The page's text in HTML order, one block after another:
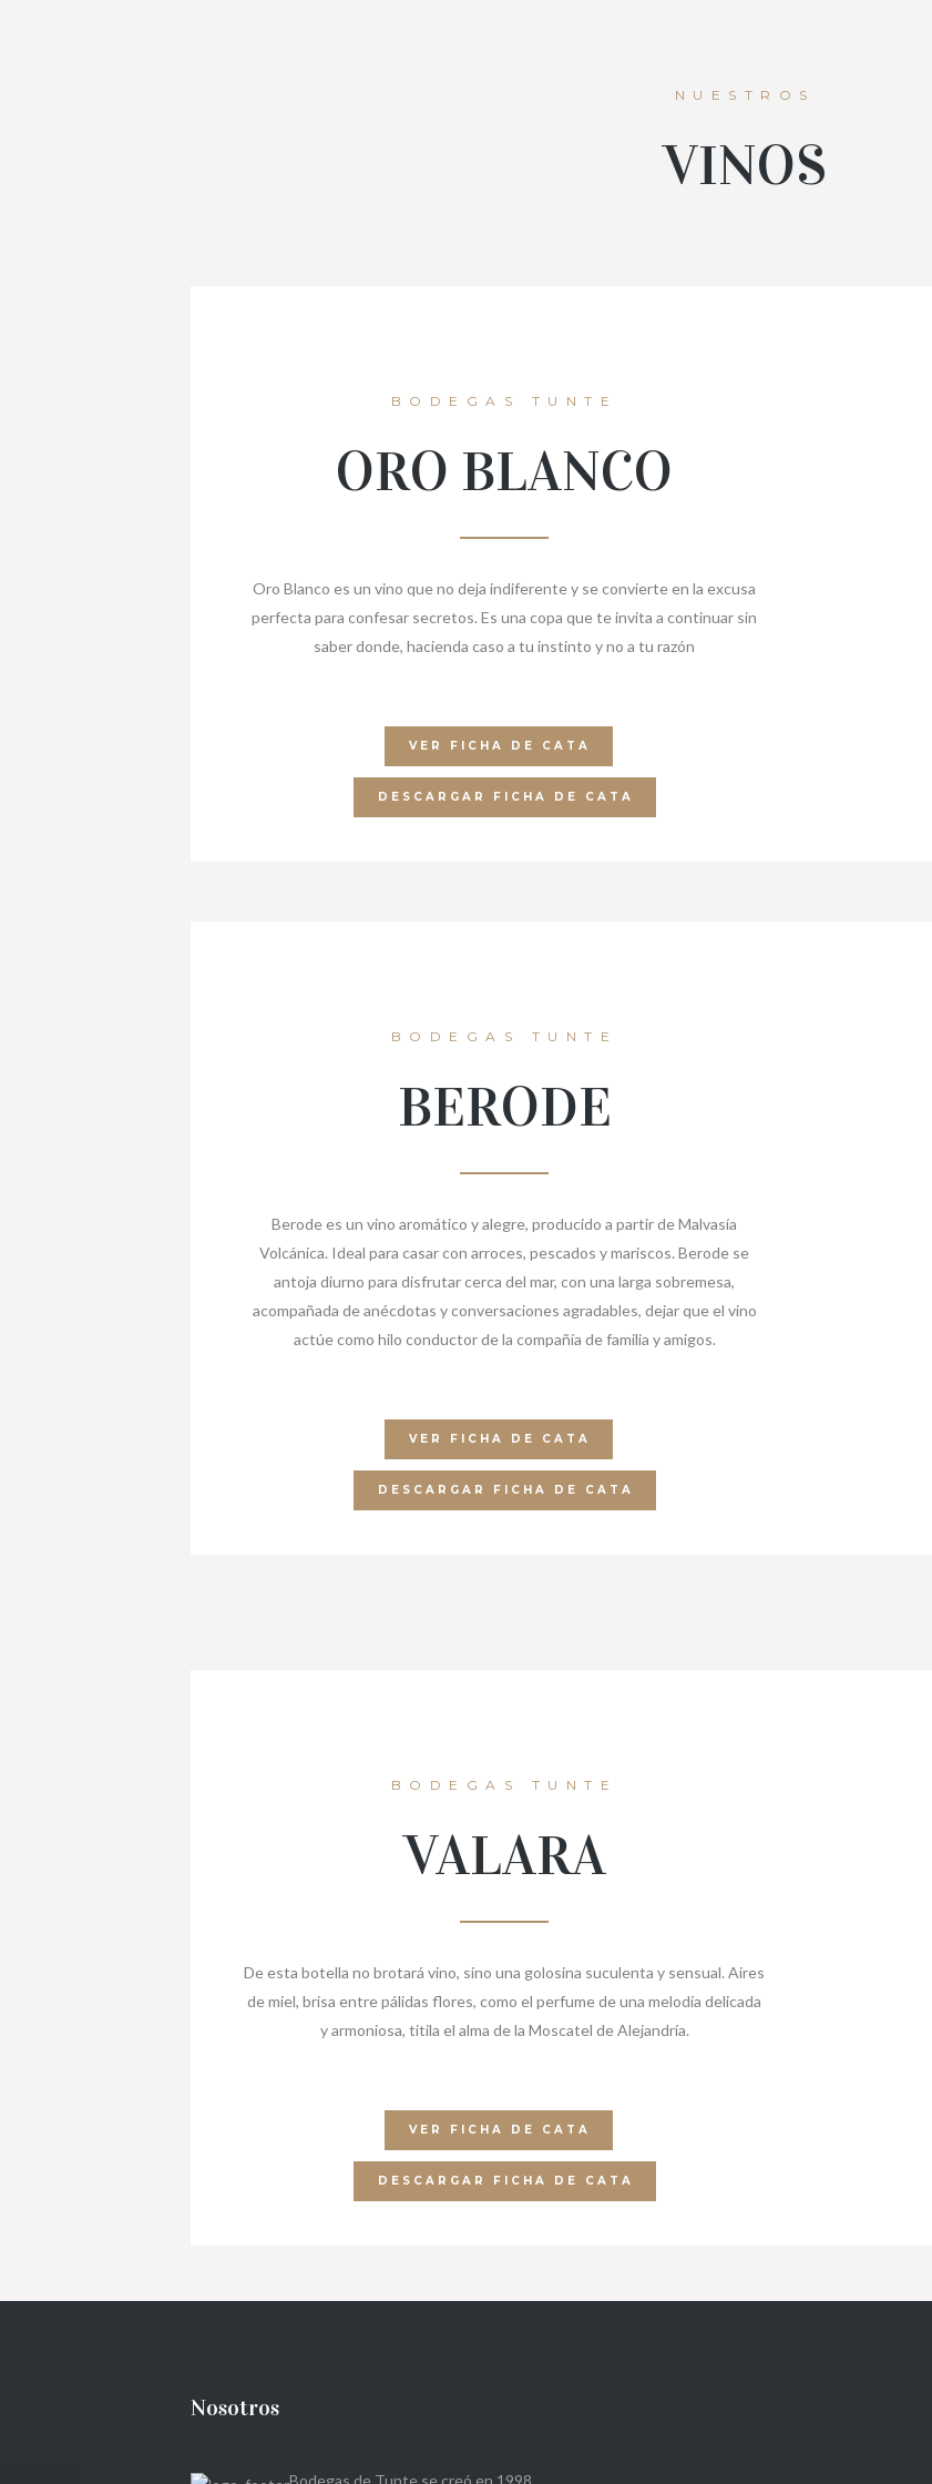
NUESTROS
VINOS
BODEGAS TUNTE
ORO BLANCO
Oro Blanco es un vino que no deja indiferente y se convierte en la excusa
perfecta para confesar secretos. Es una copa que te invita a continuar sin
saber donde, hacienda caso a tu instinto y no a tu razón
VER FICHA DE CATA
DESCARGAR FICHA DE CATA
BODEGAS TUNTE
BERODE
Berode es un vino aromático y alegre, producido a partir de Malvasía
Volcánica. Ideal para casar con arroces, pescados y mariscos. Berode se
antoja diurno para disfrutar cerca del mar, con una larga sobremesa,
acompañada de anécdotas y conversaciones agradables, dejar que el vino
actúe como hilo conductor de la compañía de familia y amigos.
VER FICHA DE CATA
DESCARGAR FICHA DE CATA
BODEGAS TUNTE
VALARA
De esta botella no brotará vino, sino una golosina suculenta y sensual. Aires
de miel, brisa entre pálidas flores, como el perfume de una melodía delicada
y armoniosa, titila el alma de la Moscatel de Alejandría.
VER FICHA DE CATA
DESCARGAR FICHA DE CATA
Nosotros
Bodegas de Tunte se creó en 1998